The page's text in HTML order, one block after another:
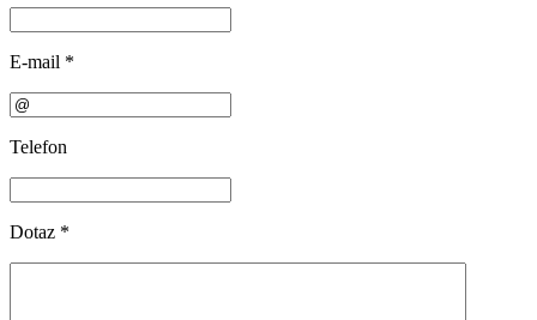
E-mail *
Telefon
Dotaz *